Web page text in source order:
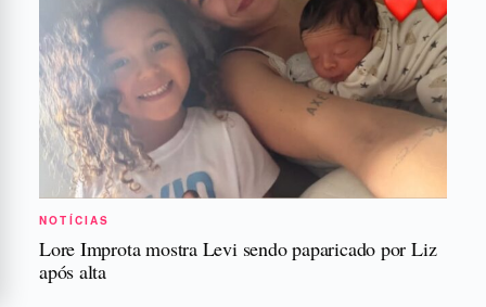
NOTÍCIAS
Lore Improta mostra Levi sendo paparicado por Liz
após alta